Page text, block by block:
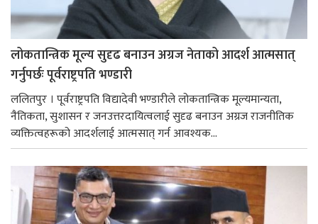
लोकतान्त्रिक मूल्य सुदृढ बनाउन अग्रज नेताको आदर्श आत्मसात्
गर्नुपर्छः पूर्वराष्ट्रपति भण्डारी
ललितपुर । पूर्वराष्ट्रपति विद्यादेवी भण्डारीले लोकतान्त्रिक मूल्यमान्यता,
नैतिकता, सुशासन र जनउत्तरदायित्वलाई सुदृढ बनाउन अग्रज राजनीतिक
व्यक्तित्वहरूको आदर्शलाई आत्मसात् गर्न आवश्यक...